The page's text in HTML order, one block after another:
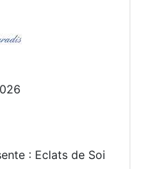
: Eclats de Soi